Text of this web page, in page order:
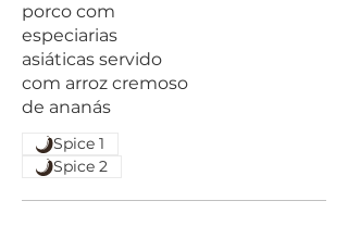
porco com
especiarias
asiáticas servido
com arroz cremoso
de ananás
Spice 1
Spice 2